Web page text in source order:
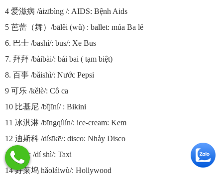
4 爱滋病 /àizībìng /: AIDS: Bệnh Aids
5 芭蕾（舞）/bālěi (wǔ) : ballet: múa Ba lê
6. 巴士 /bāshì/: bus/: Xe Bus
7. 拜拜 /bàibài/: bái bai ( tạm biệt)
8. 百事 /bǎishì/: Nước Pepsi
9 可乐 /kělè/: Cô ca
10 比基尼 /bǐjīní/ : Bikini
11 冰淇淋 /bīngqílín/: ice-cream: Kem
12 迪斯科 /dísīkē/: disco: Nhảy Disco
13 的士 /dí shì/: Taxi
14 好莱坞 hǎoláiwù/: Hollywood